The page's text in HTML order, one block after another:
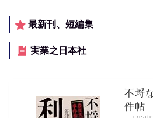
最新刊、短編集
実業之日本社
不埒
件帖